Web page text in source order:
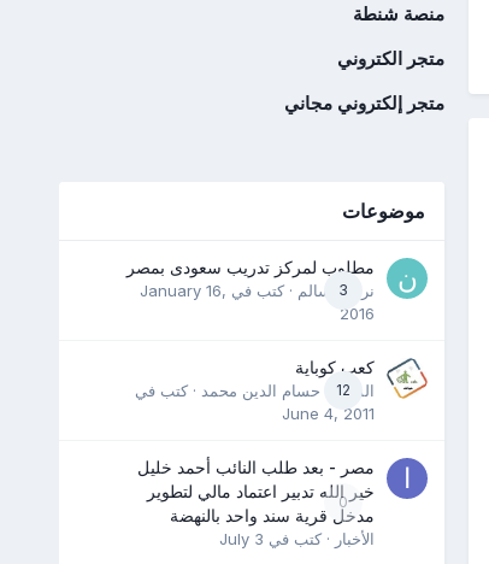
منصة شنطة
متجر الكتروني
متجر إلكتروني مجاني
موضوعات
3
مطلوب لمركز تدريب سعودى بمصر
نرمين سالم · كتب في January 16,
2016
12
كعب كوباية
المدرب حسام الدين محمد · كتب في
June 4, 2011
0
مصر - بعد طلب النائب أحمد خليل
خير الله تدبير اعتماد مالي لتطوير
مدخل قرية سند واحد بالنهضة
الأخبار · كتب في July 3